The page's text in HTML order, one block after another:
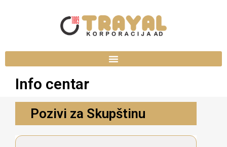
Info centar
Pozivi za Skupštinu​